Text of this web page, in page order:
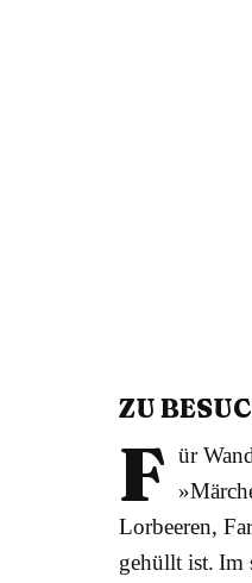
ZU
F ür
Lorbeeren,
gehüllt ist. Im